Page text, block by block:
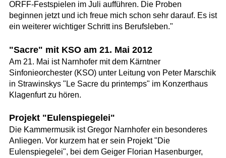
ORFF-Festspielen im Juli aufführen. Die Proben
beginnen jetzt und ich freue mich schon sehr darauf. Es ist
ein weiterer wichtiger Schritt ins Berufsleben."
"Sacre" mit KSO am 21. Mai 2012
Am 21. Mai ist Narnhofer mit dem Kärntner
Sinfonieorchester (KSO) unter Leitung von Peter Marschik
in Strawinskys "Le Sacre du printemps" im Konzerthaus
Klagenfurt zu hören.
Projekt "Eulenspiegelei"
Die Kammermusik ist Gregor Narnhofer ein besonderes
Anliegen. Vor kurzem hat er sein Projekt "Die
Eulenspiegelei", bei dem Geiger Florian Hasenburger,